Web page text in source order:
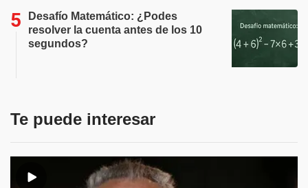
Desafío Matemático: ¿Podes
resolver la cuenta antes de los 10
segundos?
Te puede interesar